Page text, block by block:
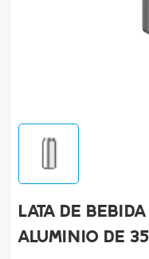
Lata de
aluminio de